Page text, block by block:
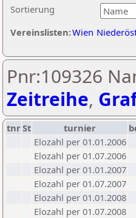
Sortierung
Vereinslisten:Wien
Pnr:109326
Zeitreihe,
tnrSt turnier
Elozahl per 01.01.2006
Elozahl per 01.07.2006
Elozahl per 01.01.2007
Elozahl per 01.07.2007
Elozahl per 01.01.2008
Elozahl per 01.07.2008